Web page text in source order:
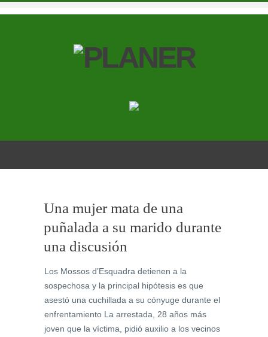
Una mujer mata de una
puñalada a su marido durante
una discusión
Los Mossos d’Esquadra detienen a la
sospechosa y la principal hipótesis es que
asestó una cuchillada a su cónyuge durante el
enfrentamiento La arrestada, 28 años más
joven que la víctima, pidió auxilio a los vecinos